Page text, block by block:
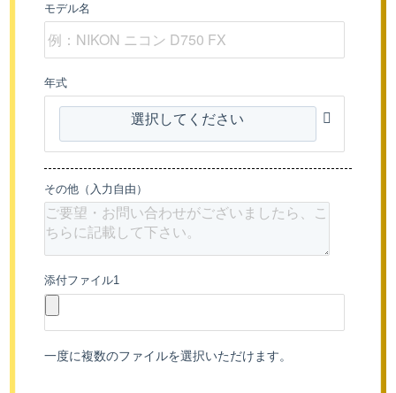
モデル名
年式
選択してください
その他（入力自由）
添付ファイル1
一度に複数のファイルを選択いただけます。